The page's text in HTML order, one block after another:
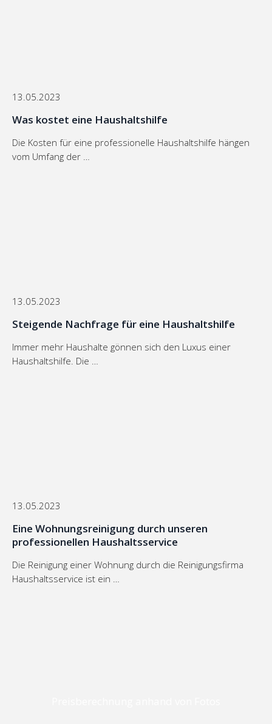
13.05.2023
Was kostet eine Haushaltshilfe
Die Kosten für eine professionelle Haushaltshilfe hängen
vom Umfang der …
13.05.2023
Steigende Nachfrage für eine Haushaltshilfe
Immer mehr Haushalte gönnen sich den Luxus einer
Haushaltshilfe. Die …
13.05.2023
Eine Wohnungsreinigung durch unseren
professionellen Haushaltsservice
Die Reinigung einer Wohnung durch die Reinigungsfirma
Haushaltsservice ist ein …